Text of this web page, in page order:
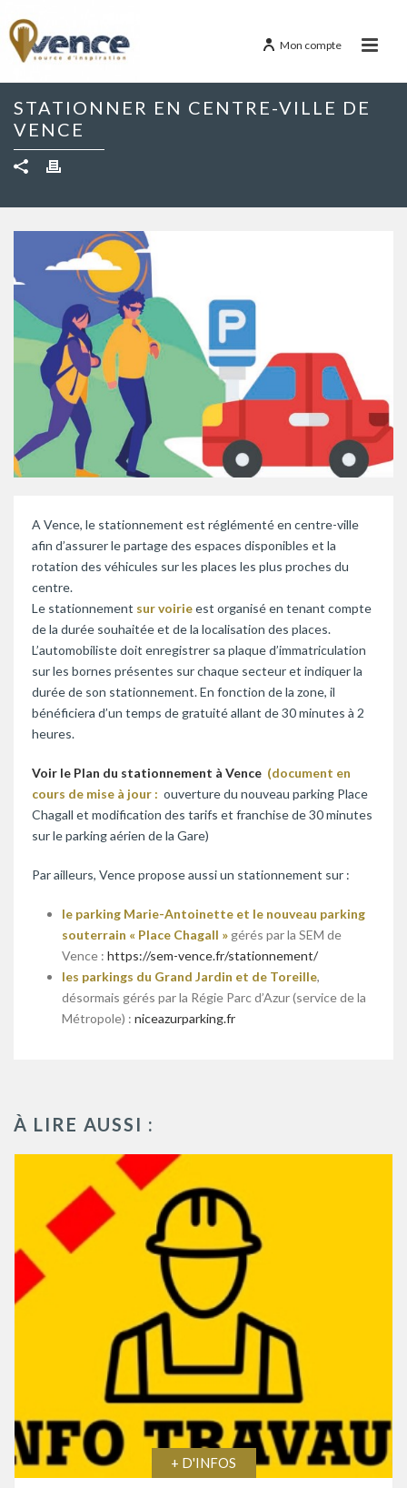
Mon compte
STATIONNER EN CENTRE-VILLE DE
VENCE
A Vence, le stationnement est réglémenté en centre-ville
afin d’assurer le partage des espaces disponibles et la
rotation des véhicules sur les places les plus proches du
centre.
Le stationnement sur voirieest organisé en tenant compte
de la durée souhaitée et de la localisation des places.
L’automobiliste doit enregistrer sa plaque d’immatriculation
sur les bornes présentes sur chaque secteur et indiquer la
durée de son stationnement. En fonction de la zone, il
bénéficiera d’un temps de gratuité allant de 30 minutes à 2
heures.
Voir le Plan du stationnement à Vence (document en
cours de mise à jour : ouverture du nouveau parking Place
Chagall et modification des tarifs et franchise de 30 minutes
sur le parking aérien de la Gare)
Par ailleurs, Vence propose aussi un stationnement sur :
le parking Marie-Antoinette et le nouveau parking
souterrain « Place Chagall » gérés par la SEM de
Vence : https://sem-vence.fr/stationnement/
les parkings du Grand Jardin et de Toreille,
désormais gérés par la Régie Parc d’Azur (service de la
Métropole) : niceazurparking.fr
À LIRE AUSSI :
+ D'INFOS